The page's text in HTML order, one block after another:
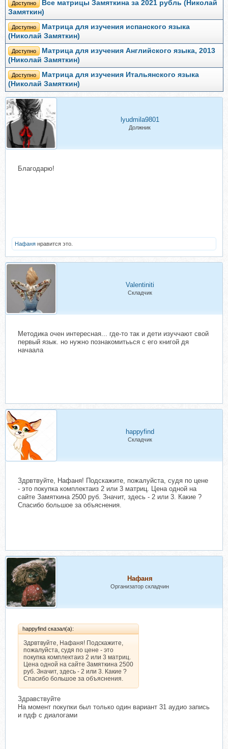
Доступно
Все матрицы Замяткина за 2021 рубль (Николай
Замяткин)
Доступно
Матрица для изучения испанского языка
(Николай Замяткин)
Доступно
Матрица для изучения Английского языка, 2013
(Николай Замяткин)
Доступно
Матрица для изучения Итальянского языка
(Николай Замяткин)
lyudmila9801
Должник
Благодарю!
Нафаня нравится это.
Valentiniti
Складчик
Методика очен интересная... где-то так и дети изуччают свой
первый язык. но нужно познакомитьься с его книгой дя
начаала
happyfind
Складчик
Здрвтвуйте, Нафаня! Подскажите, пожалуйста, судя по цене
- это покупка комплектаиз 2 или 3 матриц. Цена одной на
сайте Замяткина 2500 руб. Значит, здесь - 2 или 3. Какие ?
Спасибо большое за объяснения.
Нафаня
Организатор складчин
happyfind сказал(а):
Здрвтвуйте, Нафаня! Подскажите,
пожалуйста, судя по цене - это
покупка комплектаиз 2 или 3 матриц.
Цена одной на сайте Замяткина 2500
руб. Значит, здесь - 2 или 3. Какие ?
Спасибо большое за объяснения.
Здравствуйте
На момент покупки был только один вариант 31 аудио запись
и пдф с диалогами